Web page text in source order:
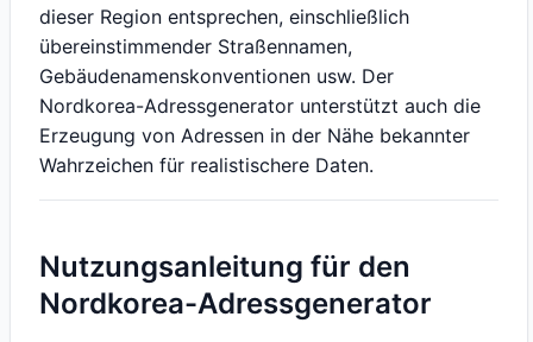
dieser Region entsprechen, einschließlich
übereinstimmender Straßennamen,
Gebäudenamenskonventionen usw. Der
Nordkorea-Adressgenerator unterstützt auch die
Erzeugung von Adressen in der Nähe bekannter
Wahrzeichen für realistischere Daten.
Nutzungsanleitung für den
Nordkorea-Adressgenerator